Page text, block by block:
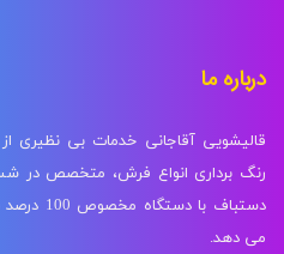
درباره ما
قالیشویی آقاجانی خدمات بی نظیری
رنگ برداری انواع فرش، متخصص در
دستباف
می دهد.